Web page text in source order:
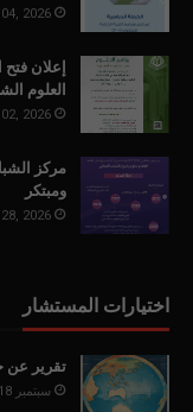
2026
العلوم
2026
مركز
ومبتكر
2026
اختيارات المستشار
تقرير عن
سبتمبر 18, 2024